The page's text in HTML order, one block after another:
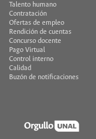
Talento humano
Contratación
Ofertas de empleo
Rendición de cuentas
Concurso docente
Pago Virtual
Control interno
Calidad
Buzón de notificaciones